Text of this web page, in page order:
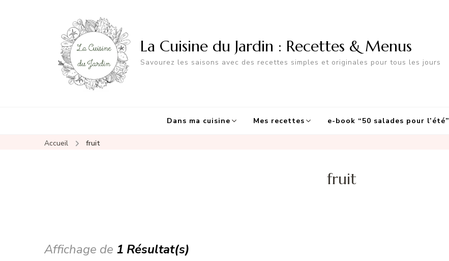
La Cuisine du Jardin : Recettes & Menus
Savourez les saisons avec des recettes simples et originales pour tous les jours
Dans ma cuisine Mes recettes e-book “50 salades pour l’été”
Accueil fruit
fruit
Affichage de 1 Résultat(s)